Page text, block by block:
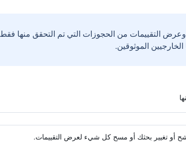
التقييمات من الحجوزات التي تم التحقق منها
أو تغيير بحثك أو مسح كل شيء لعرض التقييمات.